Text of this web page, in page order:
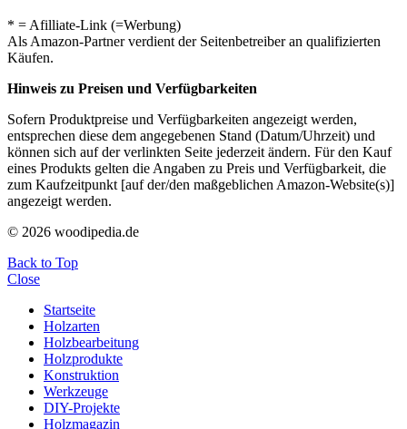
* = Afilliate-Link (=Werbung)
Als Amazon-Partner verdient der Seitenbetreiber an qualifizierten
Käufen.
Hinweis zu Preisen und Verfügbarkeiten
Sofern Produktpreise und Verfügbarkeiten angezeigt werden,
entsprechen diese dem angegebenen Stand (Datum/Uhrzeit) und
können sich auf der verlinkten Seite jederzeit ändern. Für den Kauf
eines Produkts gelten die Angaben zu Preis und Verfügbarkeit, die
zum Kaufzeitpunkt [auf der/den maßgeblichen Amazon-Website(s)]
angezeigt werden.
© 2026 woodipedia.de
Back to Top
Close
Startseite
Holzarten
Holzbearbeitung
Holzprodukte
Konstruktion
Werkzeuge
DIY-Projekte
Holzmagazin